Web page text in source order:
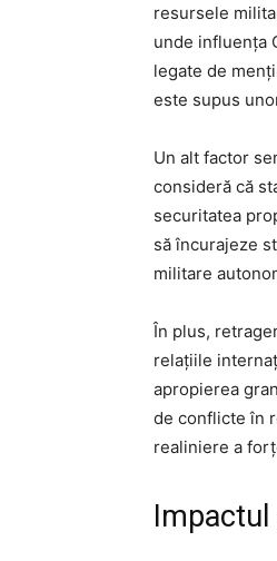
resursele
unde influența
legate de
este supus
Un alt factor
consideră că
securitatea
să încurajeze
militare
În plus,
relațiile
apropierea
de conflicte în
realiniere a